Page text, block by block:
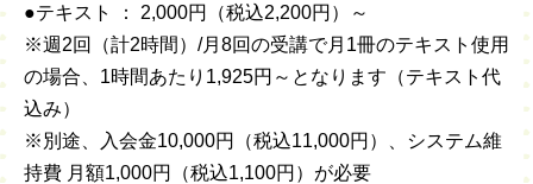
●テキスト ： 2,000円（税込2,200円）～
※週2回（計2時間）/月8回の受講で月1冊のテキスト使用
の場合、1時間あたり1,925円～となります（テキスト代
込み）
※別途、入会金10,000円（税込11,000円）、システム維
持費 月額1,000円（税込1,100円）が必要